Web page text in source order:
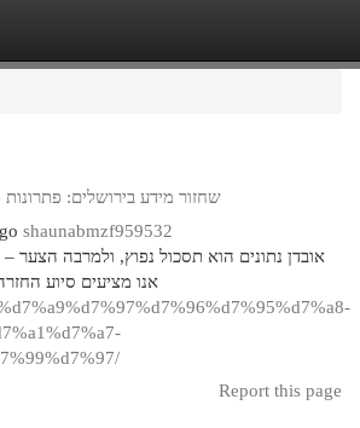
שחזור מידע בירושלים: פתרונות
shaunabmzf959532
אובדן נתונים הוא תסכול נפוץ, ולמרבה הצער –
אנו מציעים סיוע
Report this page